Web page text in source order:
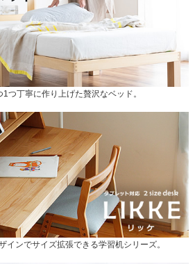
つ丁寧に作り上げた贅沢なベッド。
インでサイズ拡張できる学習机シリーズ。